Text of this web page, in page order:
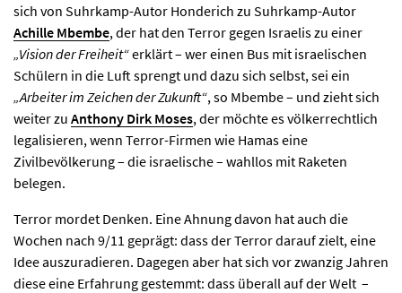
sich von Suhrkamp-Autor Honderich zu Suhrkamp-Autor
Achille Mbembe, der hat den Terror gegen Israelis zu einer
„Vision der Freiheit“erklärt – wer einen Bus mit israelischen
Schülern in die Luft sprengt und dazu sich selbst, sei ein
„Arbeiter im Zeichen der Zukunft“, so Mbembe – und zieht sich
weiter zu Anthony Dirk Moses, der möchte es völkerrechtlich
legalisieren, wenn Terror-Firmen wie Hamas eine
Zivilbevölkerung – die israelische – wahllos mit Raketen
belegen.
Terror mordet Denken. Eine Ahnung davon hat auch die
Wochen nach 9/11 geprägt: dass der Terror darauf zielt, eine
Idee auszuradieren. Dagegen aber hat sich vor zwanzig Jahren
diese eine Erfahrung gestemmt: dass überall auf der Welt –